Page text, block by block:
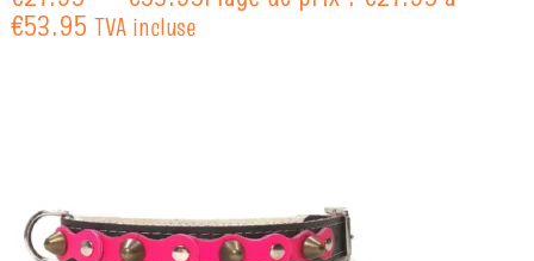
€53.95 TVA incluse